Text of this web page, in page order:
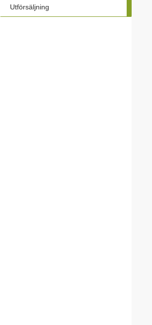
Utförsäljning